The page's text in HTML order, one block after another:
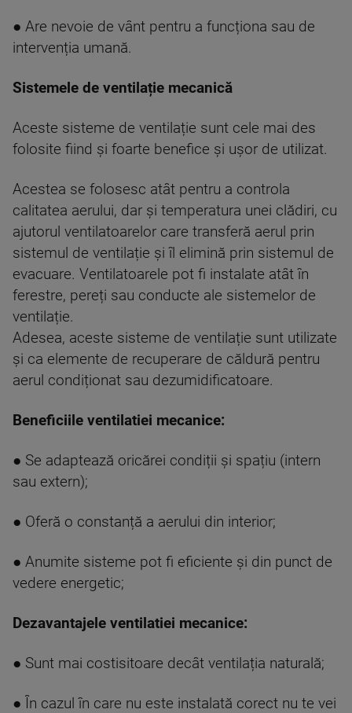
● Are nevoie de vânt pentru a funcționa sau de
intervenția umană.
Sistemele de ventilație mecanică
Aceste sisteme de ventilație sunt cele mai des
folosite fiind și foarte benefice și ușor de utilizat.
Acestea se folosesc atât pentru a controla
calitatea aerului, dar și temperatura unei clădiri, cu
ajutorul ventilatoarelor care transferă aerul prin
sistemul de ventilație și îl elimină prin sistemul de
evacuare. Ventilatoarele pot fi instalate atât în
ferestre, pereți sau conducte ale sistemelor de
ventilație.
Adesea, aceste sisteme de ventilație sunt utilizate
și ca elemente de recuperare de căldură pentru
aerul condiționat sau dezumidificatoare.
Beneficiile ventilatiei mecanice:
● Se adaptează oricărei condiții și spațiu (intern
sau extern);
● Oferă o constanță a aerului din interior;
● Anumite sisteme pot fi eficiente și din punct de
vedere energetic;
Dezavantajele ventilatiei mecanice:
● Sunt mai costisitoare decât ventilația naturală;
● În cazul în care nu este instalată corect nu te vei